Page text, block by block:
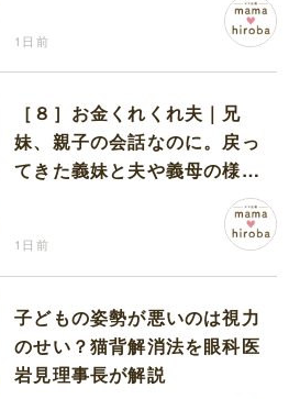
1日前
［８］お金くれくれ夫｜兄
妹、親子の会話なのに。戻っ
てきた義妹と夫や義母の様子
1日前
子どもの姿勢が悪いのは視力
のせい？猫背解消法を眼科医
岩見理事長が解説